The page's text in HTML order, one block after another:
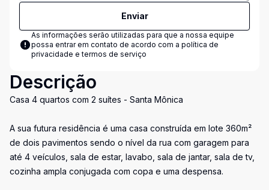
Enviar
As informações serão utilizadas para que a nossa equipe
possa entrar em contato de acordo com a política de
privacidade e termos de serviço
Descrição
Casa 4 quartos com 2 suítes - Santa Mônica
A sua futura residência é uma casa construída em lote 360m²
de dois pavimentos sendo o nível da rua com garagem para
até 4 veículos, sala de estar, lavabo, sala de jantar, sala de tv,
cozinha ampla conjugada com copa e uma despensa.